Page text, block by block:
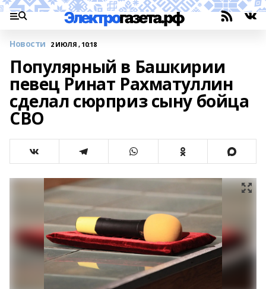
Новости 2 ИЮЛЯ , 10:18
Популярный в Башкирии
певец Ринат Рахматуллин
сделал сюрприз сыну бойца
СВО